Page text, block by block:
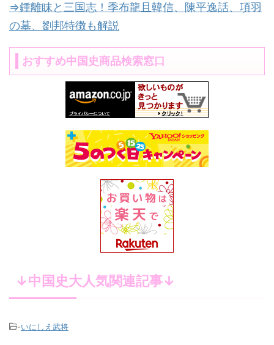
⇒鍾離眜と三国志！季布龍且韓信、陳平逸話、項羽
の墓、劉邦特徴も解説
おすすめ中国史商品検索窓口
↓中国史大人気関連記事↓
-いにしえ武将